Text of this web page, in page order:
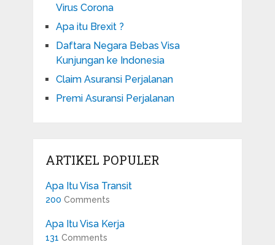
Virus Corona
Apa itu Brexit ?
Daftara Negara Bebas Visa
Kunjungan ke Indonesia
Claim Asuransi Perjalanan
Premi Asuransi Perjalanan
ARTIKEL POPULER
Apa Itu Visa Transit
200 Comments
Apa Itu Visa Kerja
131 Comments